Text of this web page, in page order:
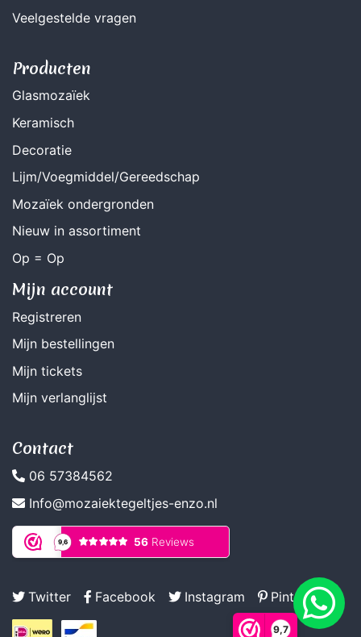
9,7
Veelgestelde vragen
Producten
Glasmozaïek
Keramisch
Decoratie
Lijm/Voegmiddel/Gereedschap
Mozaïek ondergronden
Nieuw in assortiment
Op = Op
Mijn account
Registreren
Mijn bestellingen
Mijn tickets
Mijn verlanglijst
Contact
06 57384562
Info@mozaiektegeltjes-enzo.nl
Twitter Facebook Instagram Pinterest